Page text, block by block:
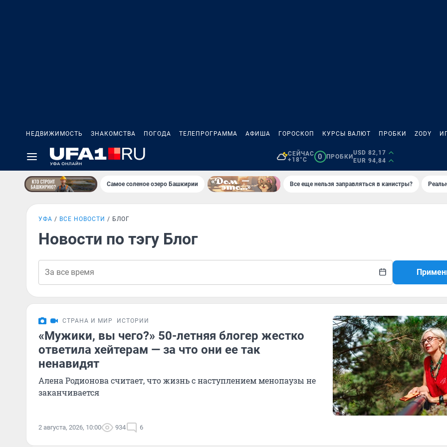
НЕДВИЖИМОСТЬ ЗНАКОМСТВА ПОГОДА ТЕЛЕПРОГРАММА АФИША ГОРОСКОП КУРСЫ ВАЛЮТ ПРОБКИ ZODY
СЕЙЧАС
+18°C
0 ПРОБКИ
USD 82,17
EUR 94,84
Самое соленое озеро Башкирии Все еще нельзя заправляться в канистры?
УФА ВСЕ НОВОСТИ БЛОГ
Новости по тэгу Блог
СТРАНА И МИР ИСТОРИИ
«Мужики, вы чего?» 50-летняя блогер жестко
ответила хейтерам — за что они ее так
ненавидят
Алена Родионова считает, что жизнь с наступлением менопаузы не
заканчивается
2 августа, 2026, 10:00 934 6